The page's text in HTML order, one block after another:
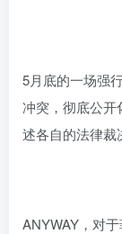
5月底的一场强
冲突，彻底公开
述各自的法律裁
ANYWAY，对